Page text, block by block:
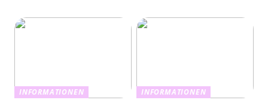
INFORMATIONEN
INFORMATIONEN